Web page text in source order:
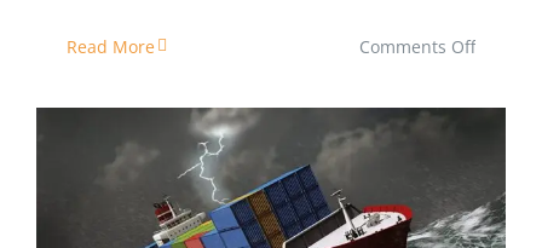
Read More Comments Offon
যখন
বর্তমানের